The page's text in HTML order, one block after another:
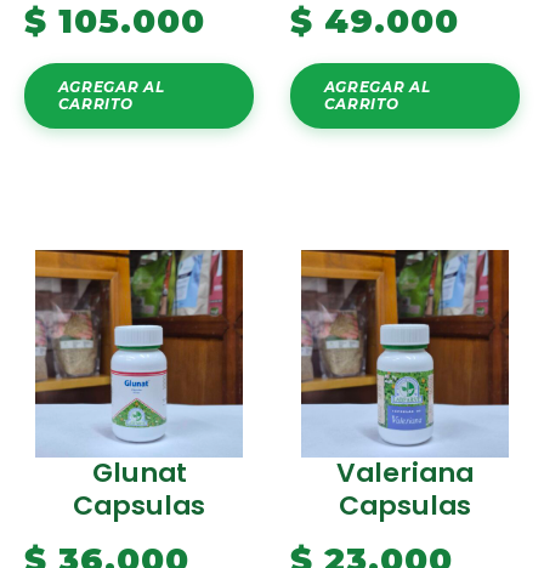
$ 105.000
AGREGAR AL
CARRITO
$ 49.000
AGREGAR AL
CARRITO
Glunat
Capsulas
$ 36.000
Valeriana
Capsulas
$ 23.000